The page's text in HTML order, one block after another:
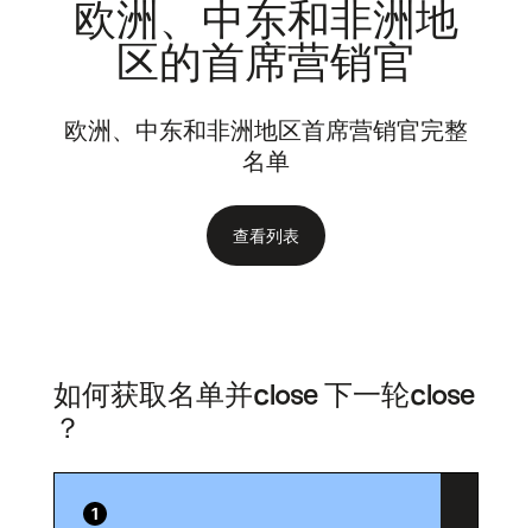
欧洲、中东和非洲地
区的首席营销官
欧洲、中东和非洲地区首席营销官完整
名单
查看列表
如何获取名单并close 下一轮close
？